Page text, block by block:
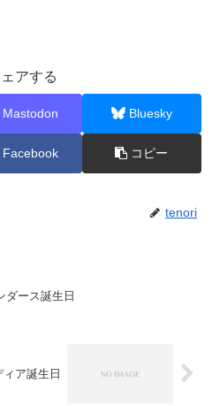
アする
Mastodon Bluesky
Facebook コピー
tenori
ダース誕生日
ィア誕生日